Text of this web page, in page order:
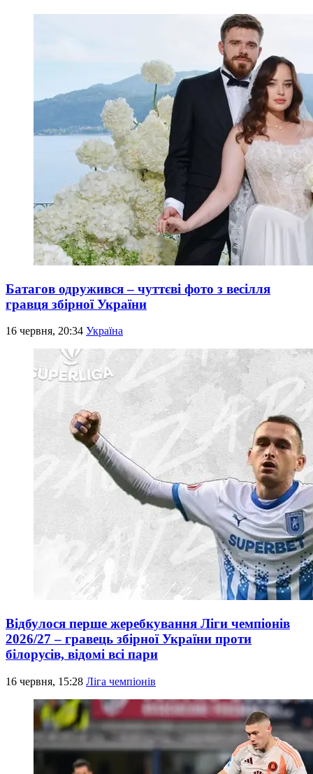
Батагов одружився – чуттєві фото з весілля
гравця збірної України
16 червня, 20:34 Україна
Відбулося перше жеребкування Ліги чемпіонів
2026/27 – гравець збірної України проти
білорусів, відомі всі пари
16 червня, 15:28 Ліга чемпіонів